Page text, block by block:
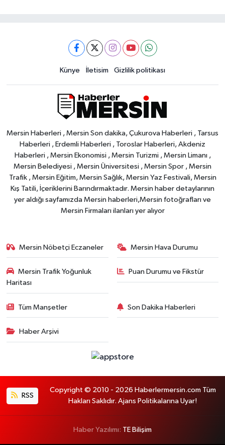
Künye İletisim Gizlilik politikası
Mersin Haberleri , Mersin Son dakika, Çukurova Haberleri , Tarsus
Haberleri , Erdemli Haberleri , Toroslar Haberleri, Akdeniz
Haberleri , Mersin Ekonomisi , Mersin Turizmi , Mersin Limanı ,
Mersin Belediyesi , Mersin Üniversitesi , Mersin Spor , Mersin
Trafik , Mersin Eğitim, Mersin Sağlık, Mersin Yaz Festivali, Mersin
Kış Tatili, İçeriklerini Barındırmaktadır. Mersin haber detaylarının
yer aldığı sayfamızda Mersin haberleri,Mersin fotoğrafları ve
Mersin Firmaları ilanları yer alıyor
Mersin Nöbetçi Eczaneler Mersin Hava Durumu
Mersin Trafik Yoğunluk
Haritası
Puan Durumu ve Fikstür
Tüm Manşetler Son Dakika Haberleri
Haber Arşivi
RSS
Copyright © 2010 - 2026 Haberlermersin.com Tüm
Hakları Saklıdır. Ajans Politikalarına Uyar!
Haber Yazılımı: TE Bilişim